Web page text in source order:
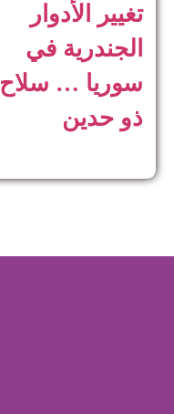
تغيير الأدوار
الجندرية في
سوريا … سلاح
ذو حدين